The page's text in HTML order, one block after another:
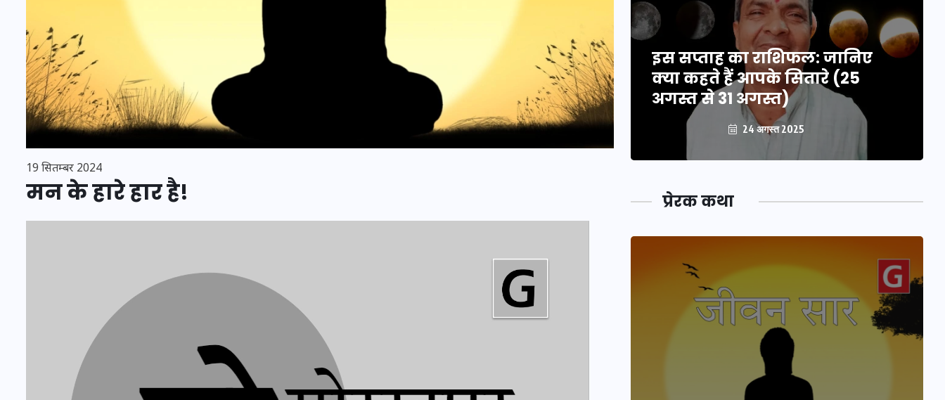
19 सितम्बर 2024
मन के हारे हार है!
इस सप्ताह का राशिफल: जानिए
क्या कहते हैं आपके सितारे (25
अगस्त से 31 अगस्त)
24 अगस्त 2025
इस सप्ताह का राशिफल: जानिए
क्या कहते हैं आपके सितारे (25
अगस्त से 31 अगस्त)
24 अगस्त 2025
इस सप्ताह का राशिफल: जानिए
क्या कहते हैं आपके सितारे (25
अगस्त से 31 अगस्त)
24 अगस्त 2025
प्रेरक कथा